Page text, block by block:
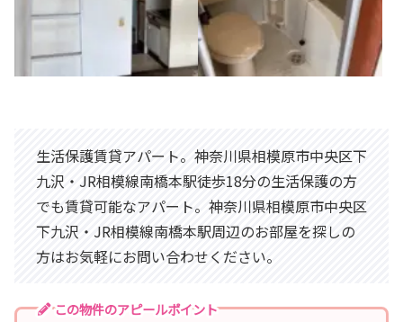
生活保護賃貸アパート。神奈川県相模原市中央区下
九沢・JR相模線南橋本駅徒歩18分の生活保護の方
でも賃貸可能なアパート。神奈川県相模原市中央区
下九沢・JR相模線南橋本駅周辺のお部屋を探しの
方はお気軽にお問い合わせください。
この物件のアピールポイント